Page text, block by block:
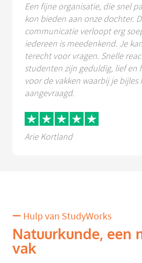
Een fijne organisatie, die snel
kon bieden aan onze dochter.
communicatie verloopt erg
iedereen is meedenkend. Je
terecht voor vragen. Snelle
studenten zijn geduldig, lief en
voor de vakken waarbij je bijles
aangevraagd.
Arie Kortland
Hulp van StudyWorks
Natuurkunde, een
vak